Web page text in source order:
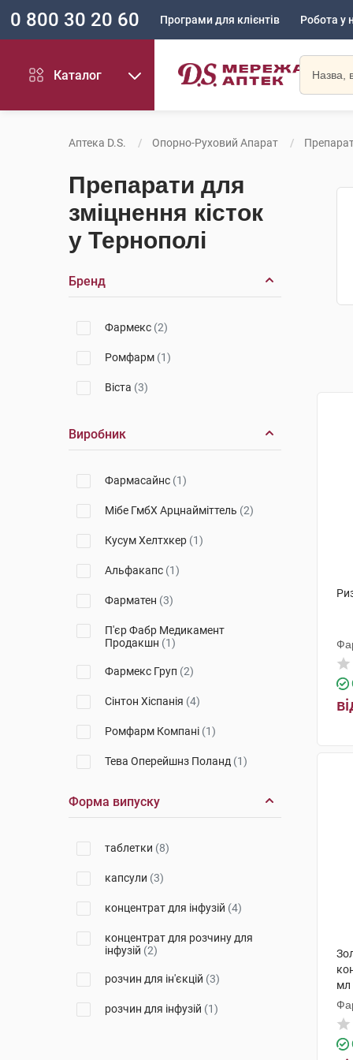
0 800 30 20 60 Програми для клієнтів Робота у
Каталог
Аптека D.S. Опорно-Руховий Апарат
Препарати для
зміцнення кісток
у Тернополі
Бренд
Фармекс (2)
Ромфарм (1)
Віста (3)
Виробник
Фармасайнс (1)
Мібе ГмбХ Арцнайміттель (2)
Кусум Хелтхкер (1)
Альфакапс (1)
Фарматен (3)
П'єр Фабр Медикамент
Продакшн (1)
Фармекс Груп (2)
Сінтон Хіспанія (4)
Ромфарм Компані (1)
Тева Оперейшнз Поланд (1)
Алтан Фармасьютікалз(1)
Амджен Мануфекчурінг
Амджен Європа Б. В.
Форма випуску
таблетки (8)
капсули (3)
концентрат для інфузій (4)
концентрат для розчину для
інфузій (2)
розчин для ін'єкцій (3)
розчин для інфузій (1)
мл